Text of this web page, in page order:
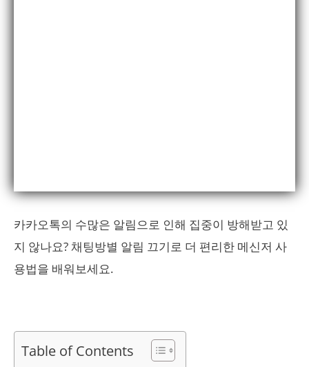
카카오톡의 수많은 알림으로 인해 집중이 방해받고 있
지 않나요? 채팅방별 알림 끄기로 더 편리한 메신저 사
용법을 배워보세요.
Table of Contents